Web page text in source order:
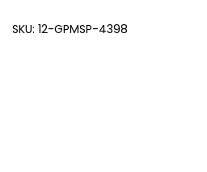
SKU: 12-GPMSP-4398